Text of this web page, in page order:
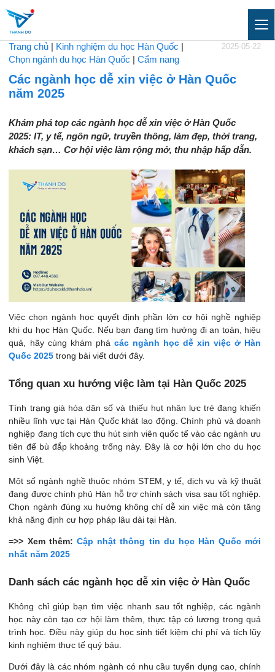
Trang chủ Kinh nghiệm du học Hàn Quốc
Chọn ngành du học Hàn Quốc |Cẩm nang
2025-05-22
Các ngành học dễ xin việc ở Hàn Quốc
năm 2025
Khám phá top các ngành học dễ xin việc ở Hàn Quốc
2025: IT, y tế, ngôn ngữ, truyền thông, làm đẹp, thời trang,
khách sạn… Cơ hội việc làm rộng mở, thu nhập hấp dẫn.
Việc chọn ngành học quyết định phần lớn cơ hội nghề nghiệp
khi du học Hàn Quốc. Nếu bạn đang tìm hướng đi an toàn, hiệu
quả, hãy cùng khám phá các ngành học dễ xin việc ở Hàn
Quốc 2025 trong bài viết dưới đây.
Tổng quan xu hướng việc làm tại Hàn Quốc 2025
Tình trạng già hóa dân số và thiếu hụt nhân lực trẻ đang khiến
nhiều lĩnh vực tại Hàn Quốc khát lao động. Chính phủ và doanh
nghiệp đang tích cực thu hút sinh viên quốc tế vào các ngành ưu
tiên để bù đắp khoảng trống này. Đây là cơ hội lớn cho du học
sinh Việt.
Một số ngành nghề thuộc nhóm STEM, y tế, dịch vụ và kỹ thuật
đang được chính phủ Hàn hỗ trợ chính sách visa sau tốt nghiệp.
Chọn ngành đúng xu hướng không chỉ dễ xin việc mà còn tăng
khả năng định cư hợp pháp lâu dài tại Hàn.
=>> Xem thêm:Cập nhật thông tin du học Hàn Quốc mới
nhất năm 2025
Danh sách các ngành học dễ xin việc ở Hàn Quốc
Không chỉ giúp bạn tìm việc nhanh sau tốt nghiệp, các ngành
học này còn tạo cơ hội làm thêm, thực tập có lương trong quá
trình học. Điều này giúp du học sinh tiết kiệm chi phí và tích lũy
kinh nghiệm thực tế quý báu.
Dưới đây là các nhóm ngành có nhu cầu tuyển dụng cao, chính